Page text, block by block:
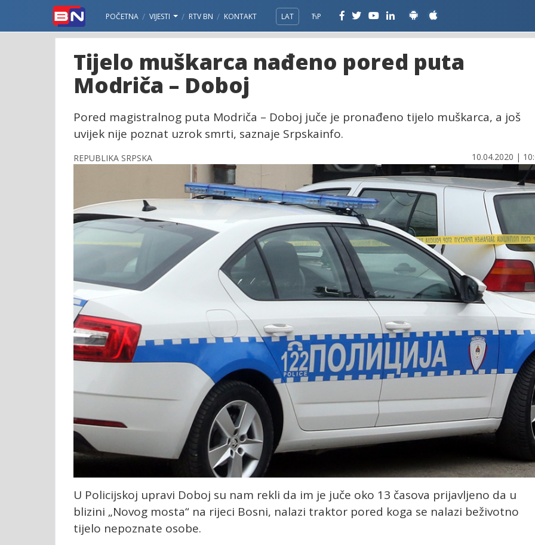
POČETNA VIJESTI RTV BN KONTAKT LAT ЋР
Tijelo muškarca nađeno pored puta
Modriča – Doboj
Pored magistralnog puta Modriča – Doboj juče je pronađeno tijelo muškarca, a još
uvijek nije poznat uzrok smrti, saznaje Srpskainfo.
REPUBLIKA SRPSKA 10.04.2020 |
U Policijskoj upravi Doboj su nam rekli da im je juče oko 13 časova prijavljeno da u
blizini „Novog mosta“ na rijeci Bosni, nalazi traktor pored koga se nalazi beživotno
tijelo nepoznate osobe.